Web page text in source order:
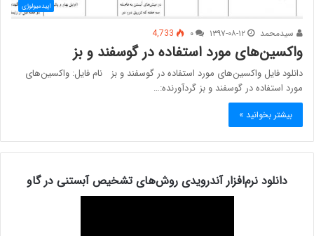
اپیدمیولوژی
سیدمحمد ۱۳۹۷-۰۸-۱۲ ۰ 4,733
واکسین‌های مورد استفاده در گوسفند و بز
دانلود فایل واکسین‌های مورد استفاده در گوسفند و بز نام فایل: واکسین‌های
مورد استفاده در گوسفند و بز گردآورنده:…
بیشتر بخوانید »
دانلود نرم‌افزار آندرویدی روش‌های تشخیص آبستنی در گاو